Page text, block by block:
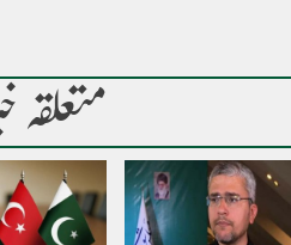
متعلقہ